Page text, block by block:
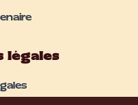
légales